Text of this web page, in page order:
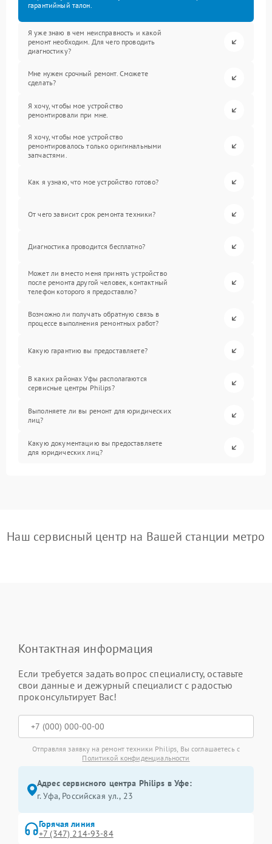
гарантийный талон.
Я уже знаю в чем неисправность и какой
ремонт необходим. Для чего проводить
диагностику?
Мне нужен срочный ремонт. Сможете
сделать?
Я хочу, чтобы мое устройство
ремонтировали при мне.
Я хочу, чтобы мое устройство
ремонтировалось только оригинальными
запчастями.
Как я узнаю, что мое устройство готово?
От чего зависит срок ремонта техники?
Диагностика проводится бесплатно?
Может ли вместо меня принять устройство
после ремонта другой человек, контактный
телефон которого я предоставлю?
Возможно ли получать обратную связь в
процессе выполнения ремонтных работ?
Какую гарантию вы предоставляете?
В каких районах Уфы располагаются
сервисные центры Philips?
Выполняете ли вы ремонт для юридических
лиц?
Какую документацию вы предоставляете
для юридических лиц?
Наш сервисный центр на Вашей станции метро
Контактная информация
Если требуется задать вопрос специалисту, оставьте
свои данные и дежурный специалист с радостью
проконсультирует Вас!
Отправляя заявку на ремонт техники Philips, Вы соглашаетесь с
Политикой конфиденциальности
Адрес сервисного центра Philips в Уфе:
г. Уфа, Российская ул., 23
Горячая линия
+7 (347) 214-93-84